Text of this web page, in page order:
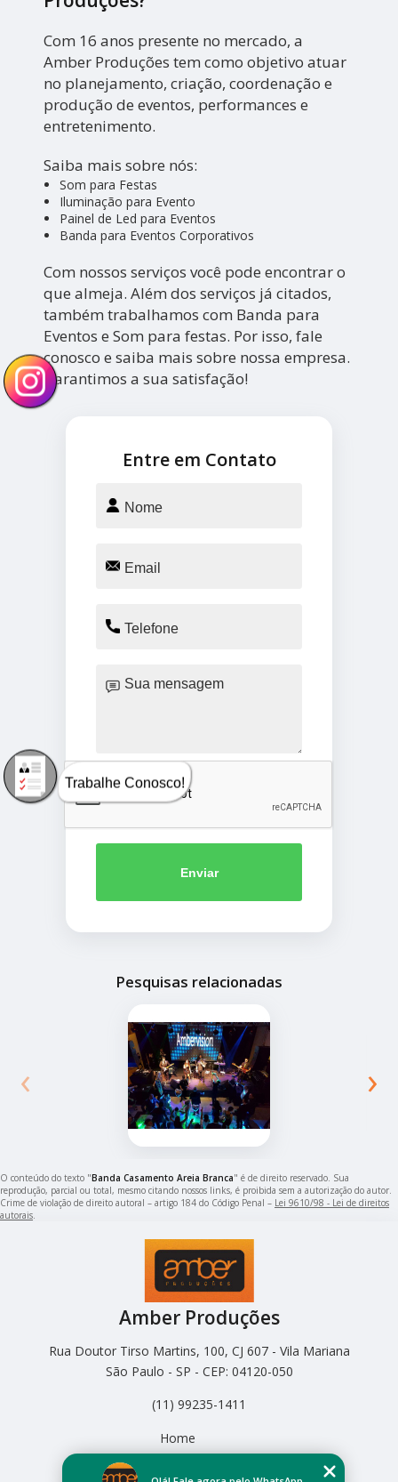
Com 16 anos presente no mercado, a
Amber Produções tem como objetivo atuar
no planejamento, criação, coordenação e
produção de eventos, performances e
entretenimento.
Saiba mais sobre nós:
Som para Festas
Iluminação para Evento
Painel de Led para Eventos
Banda para Eventos Corporativos
Com nossos serviços você pode encontrar o
que almeja. Além dos serviços já citados,
também trabalhamos com Banda para
Eventos e Som para festas. Por isso, fale
conosco e saiba mais sobre nossa empresa.
Garantimos a sua satisfação!
Entre em Contato
Enviar
Pesquisas relacionadas
‹ ›
O conteúdo do texto "Banda Casamento Areia Branca" é de direito reservado. Sua
reprodução, parcial ou total, mesmo citando nossos links, é proibida sem a autorização do autor.
Crime de violação de direito autoral – artigo 184 do Código Penal – Lei 9610/98 - Lei de direitos
autorais
Amber Produções
Rua Doutor Tirso Martins, 100, CJ 607 - Vila Mariana
São Paulo - SP - CEP: 04120-050
(11) 99235-1411
Home
Empresa
Trabalhe Conosco!